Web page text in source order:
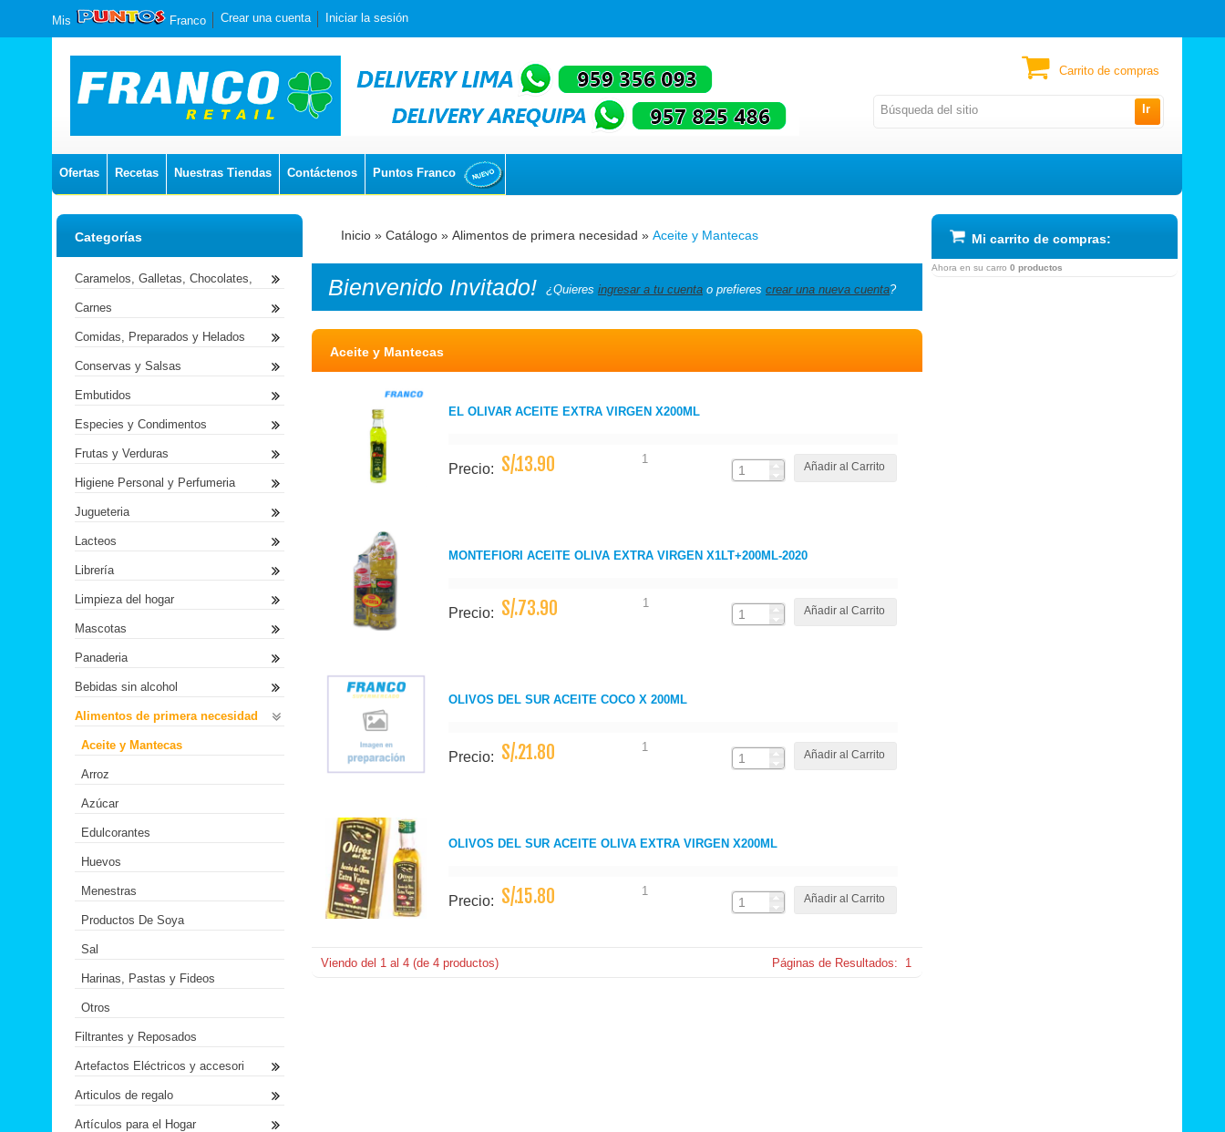
Ir
Mis Franco Crear una cuenta Iniciar la sesión
Ofertas Recetas Nuestras Tiendas Contáctenos Puntos Franco
Carrito de compras
Inicio » Catálogo » Alimentos de primera necesidad » Aceite y Mantecas
Bienvenido Invitado! ¿Quieres ingresar a tu cuenta o prefieres crear una nueva cuenta?
Aceite y Mantecas
EL OLIVAR ACEITE EXTRA VIRGEN X200ML
Precio: S/.13.90 1
Añadir al Carrito
MONTEFIORI ACEITE OLIVA EXTRA VIRGEN X1LT+200ML-2020
Precio: S/.73.90 1
Añadir al Carrito
OLIVOS DEL SUR ACEITE COCO X 200ML
Precio: S/.21.80 1
Añadir al Carrito
OLIVOS DEL SUR ACEITE OLIVA EXTRA VIRGEN X200ML
Precio: S/.15.80 1
Añadir al Carrito
Viendo del 1 al 4 (de 4 productos) Páginas de Resultados: 1
Categorías
Caramelos, Galletas, Chocolates,
Carnes
Comidas, Preparados y Helados
Conservas y Salsas
Embutidos
Especies y Condimentos
Frutas y Verduras
Higiene Personal y Perfumeria
Jugueteria
Lacteos
Librería
Limpieza del hogar
Mascotas
Panaderia
Bebidas sin alcohol
Alimentos de primera necesidad
Aceite y Mantecas
Arroz
Azúcar
Edulcorantes
Huevos
Menestras
Productos De Soya
Sal
Harinas, Pastas y Fideos
Otros
Filtrantes y Reposados
Artefactos Eléctricos y accesori
Articulos de regalo
Artículos para el Hogar
Mi carrito de compras:
Ahora en su carro 0 productos